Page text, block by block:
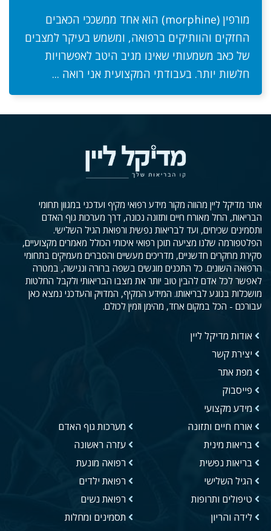
מורפין (morphine) הוא אחד ממשככי הכאבים
החזקים והוותיקים ברפואה, ומשמש בעיקר למצבים
של כאב משמעותי שאינו מגיב היטב לאפשרויות
חלשות יותר. בעבודתי המקצועית אני רואה ...
אתר מדיקל ליין מהווה מקור מידע רפואי מקיף ועדכני במגוון תחומי
הבריאות, החל מאורח חיים ותזונה נכונה, דרך מערכות גוף האדם
ותסמינים שכיחים, ועד לבריאות נפשית ורפואת הגיל השלישי.
הפלטפורמה שלנו מציעה תוכן רפואי איכותי הכולל מאמרים מקצועיים,
סקירת מחקרים חדשניים, מדריכים מעשיים והסברים מעמיקים בתחומי
הרפואה השונים. כל התכנים מוגשים בשפה ברורה ונגישה, במטרה
לאפשר לכל אדם להבין טוב יותר את מצבו הבריאותי ולקבל החלטות
מושכלות בנוגע לבריאותו. המידע המקיף, המדויק והעדכני נמצא כאן
עבורכם - הכל במקום אחד, מהימן וזמין לכולם.
אודות מדיקל ליין
יצירת קשר
מפת אתר
פייסבוק
מידע מקצועי
אורח חיים ותזונה
בריאות מינית
בריאות נפשית
הגיל השלישי
טיפולים ותרופות
לידה והריון
מערכות גוף האדם
עזרה ראשונה
רפואה מונעת
רפואת ילדים
רפואת נשים
תסמינים ומחלות